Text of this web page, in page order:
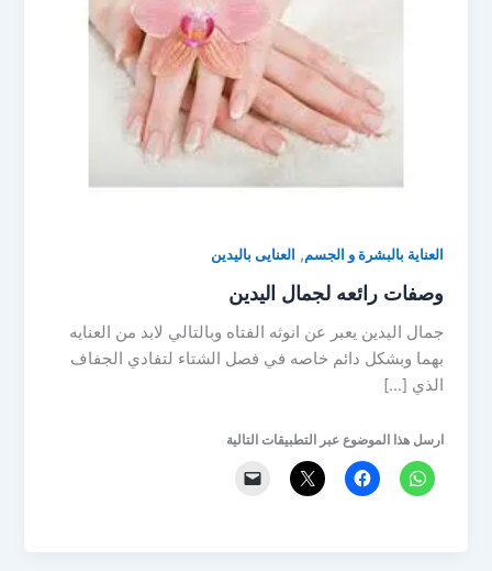
العناية بالبشرة و الجسم, العنايى باليدين
وصفات رائعه لجمال اليدين
جمال اليدين يعبر عن انوثه الفتاه وبالتالي لابد من العنايه
بهما وبشكل دائم خاصه في فصل الشتاء لتفادي الجفاف
الذي […]
ارسل هذا الموضوع عبر التطبيقات التالية